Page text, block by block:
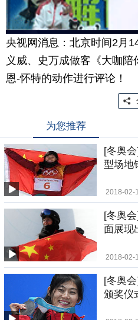
央视网消息：北京时间2月
义威、史万成做客《大咖陪
恩-怀特的动作进行评论！
为您推荐
[冬奥
型场地
2018-02-
[冬奥
面展现
2018-02-
[冬奥
颁奖仪